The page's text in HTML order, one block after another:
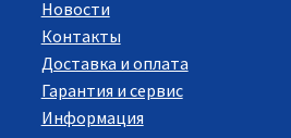
Новости
Контакты
Доставка и оплата
Гарантия и сервис
Информация